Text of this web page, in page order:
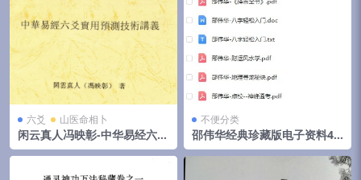
六爻 山医命相卜
闲云真人冯映彰-中华易经六爻
实用预测技术讲义352页
不便分类
邵伟华经典珍藏版电子资料42
部